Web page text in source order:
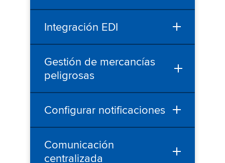
Integración EDI
Gestión de mercancías
peligrosas
Configurar notificaciones
Comunicación
centralizada